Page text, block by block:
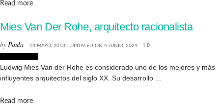
Read moreDetails
Mies Van Der Rohe, arquitecto racionalista
byPaula 14 MAYO, 2013 - UPDATED ON 4 JUNIO, 2024 0
Ludwig Mies Van der Rohe es considerado uno de los mejores y más
influyentes arquitectos del siglo XX. Su desarrollo ...
Read moreDetails